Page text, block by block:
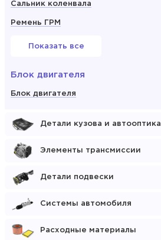
Сальник коленвала
Ремень ГРМ
Показать все
Блок двигателя
Блок двигателя
Детали кузова и автооптика
Элементы трансмиссии
Детали подвески
Системы автомобиля
Расходные материалы